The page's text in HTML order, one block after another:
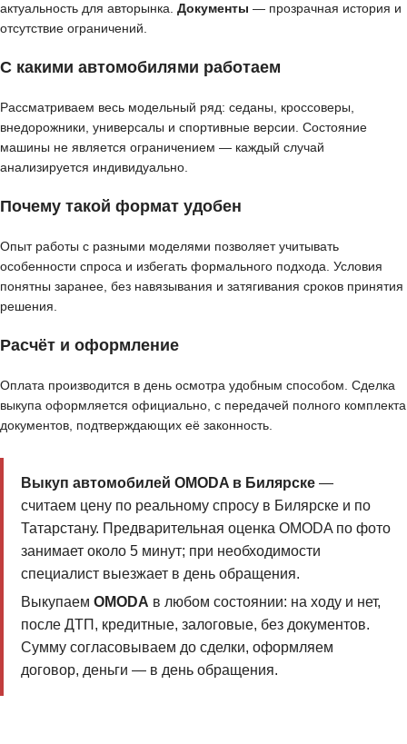
актуальность для авторынка. Документы — прозрачная история и
отсутствие ограничений.
С какими автомобилями работаем
Рассматриваем весь модельный ряд: седаны, кроссоверы,
внедорожники, универсалы и спортивные версии. Состояние
машины не является ограничением — каждый случай
анализируется индивидуально.
Почему такой формат удобен
Опыт работы с разными моделями позволяет учитывать
особенности спроса и избегать формального подхода. Условия
понятны заранее, без навязывания и затягивания сроков принятия
решения.
Расчёт и оформление
Оплата производится в день осмотра удобным способом. Сделка
выкупа оформляется официально, с передачей полного комплекта
документов, подтверждающих её законность.
Выкуп автомобилей OMODA в Билярске—
считаем цену по реальному спросу в Билярске и по
Татарстану. Предварительная оценка OMODA по фото
занимает около 5 минут; при необходимости
специалист выезжает в день обращения.
Выкупаем OMODA в любом состоянии: на ходу и нет,
после ДТП, кредитные, залоговые, без документов.
Сумму согласовываем до сделки, оформляем
договор, деньги — в день обращения.